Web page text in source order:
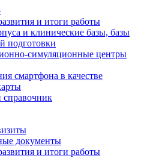
и итоги работы
и клинические базы, базы
подготовки
симуляционные центры
смартфона в качестве
документы
и итоги работы